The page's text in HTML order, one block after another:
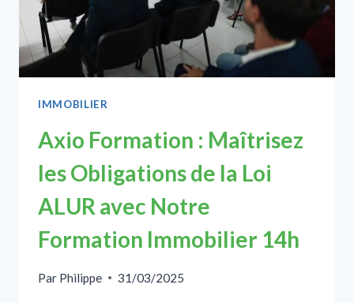
BON
SUR
INVESTISSEMENT
IMMOBILIER
Axio Formation : Maîtrisez
les Obligations de la Loi
ALUR avec Notre
Formation Immobilier 14h
Par Philippe 31/03/2025